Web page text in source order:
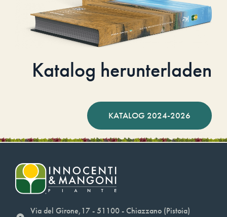
Katalog herunterladen
KATALOG 2024-2026
Via del Girone,17 - 51100 - Chiazzano (Pistoia)